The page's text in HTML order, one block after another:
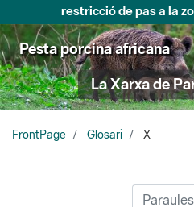
restricció de pas a la
Pesta porcina africana
La Xarxa de
FrontPage Glosari X